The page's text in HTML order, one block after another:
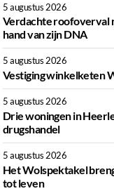
5 augustus 2026
Verdachte roofoverval
hand van zijn DNA
5 augustus 2026
Vestiging winkelketen
5 augustus 2026
Drie woningen in
drugshandel
5 augustus 2026
Het Wolspektakel
tot leven